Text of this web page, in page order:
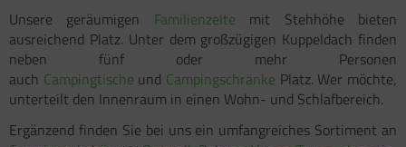
Unsere geräumigen Familienzelte mit Stehhöhe bieten
ausreichend Platz. Unter dem großzügigen Kuppeldach finden
neben fünf oder mehr Personen
auch Campingtische und Campingschränke Platz. Wer möchte,
unterteilt den Innenraum in einen Wohn- und Schlafbereich.
Ergänzend finden Sie bei uns ein umfangreiches Sortiment an